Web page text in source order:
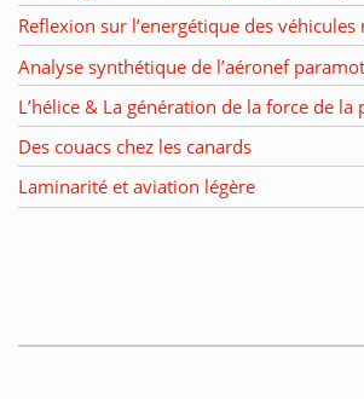
Reflexion sur l’energétique des
Analyse synthétique de l’aéronef
L’hélice & La génération de la force de la
Des couacs chez les canards
Laminarité et aviation légère